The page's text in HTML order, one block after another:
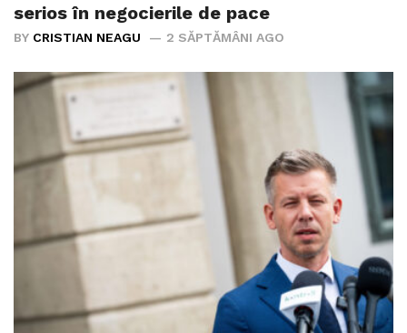
serios în negocierile de pace
BY CRISTIAN NEAGU 2 SĂPTĂMÂNI AGO